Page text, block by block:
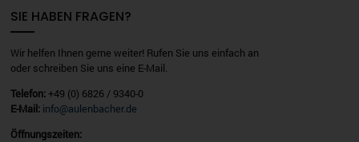
SIE HABEN FRAGEN?
Wir helfen Ihnen gerne weiter! Rufen Sie uns einfach an
oder schreiben Sie uns eine E-Mail.
Telefon:+49 (0) 6826 / 9340-0
E-Mail: info@aulenbacher.de
Öffnungszeiten: